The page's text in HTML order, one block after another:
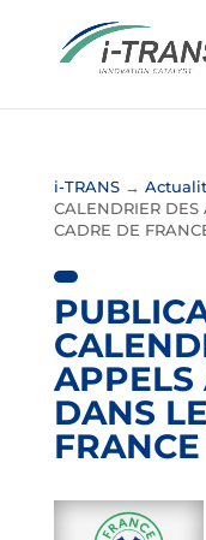
i-TRANS→
CALENDRIER DES
CADRE DE
APPELS
DANS